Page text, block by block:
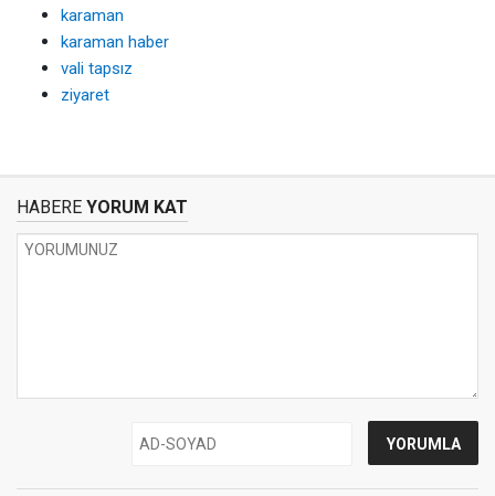
karaman
karaman haber
vali tapsız
ziyaret
HABERE YORUM KAT